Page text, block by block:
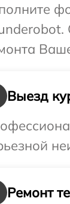
Выезд
Ремонт